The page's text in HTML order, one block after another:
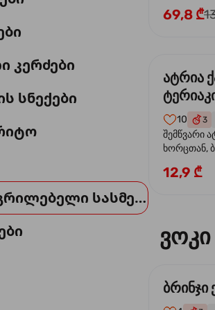
კერძები
სნექები
სასმელი
69,8 ₾
ატრია
10 3
შემწვარი
ხორცთან,
და
12,9 ₾
ვოკი
ბრინჯი